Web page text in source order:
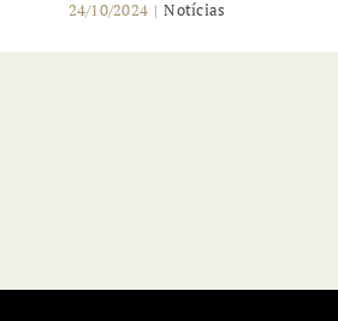
24/10/2024 | Notícias